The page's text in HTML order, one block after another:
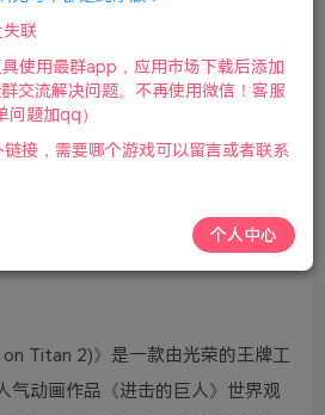
41GB|集成
升级档|官方繁体中文|支持键
全解锁.满亲密度.全装备99星.劇情
性滿存档|赠进击的巨人1_v1.03_
更新
Titan 2)》是一款由光荣的王牌工
气动画作品《进击的巨人》世界观
联
使用最群app，应用市场下载后添加
交流解决问题。不再使用微信！客服
题加qq）
接，需要哪个游戏可以留言或者联系
个人中心